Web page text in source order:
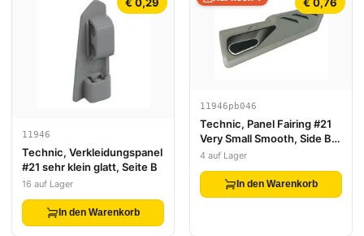
11946
Technic, Verkleidungspanel
#21 sehr klein glatt, Seite B
16 auf Lager
In den Warenkorb
11946pb046
Technic, Panel Fairing #21
Very Small Smooth, Side B
with Air Intake Pattern
4 auf Lager
In den Warenkorb